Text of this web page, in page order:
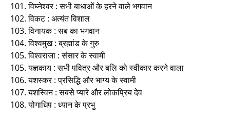
101. विघ्नेश्वर : सभी बाधाओं के हरने वाले भगवान
102. विकट : अत्यंत विशाल
103. विनायक : सब का भगवान
104. विश्वमुख : ब्रह्मांड के गुरु
105. विश्वराजा : संसार के स्वामी
105. यज्ञकाय : सभी पवित्र और बलि को स्वीकार करने वाला
106. यशस्कर : प्रसिद्धि और भाग्य के स्वामी
107. यशस्विन : सबसे प्यारे और लोकप्रिय देव
108. योगाधिप : ध्यान के प्रभु